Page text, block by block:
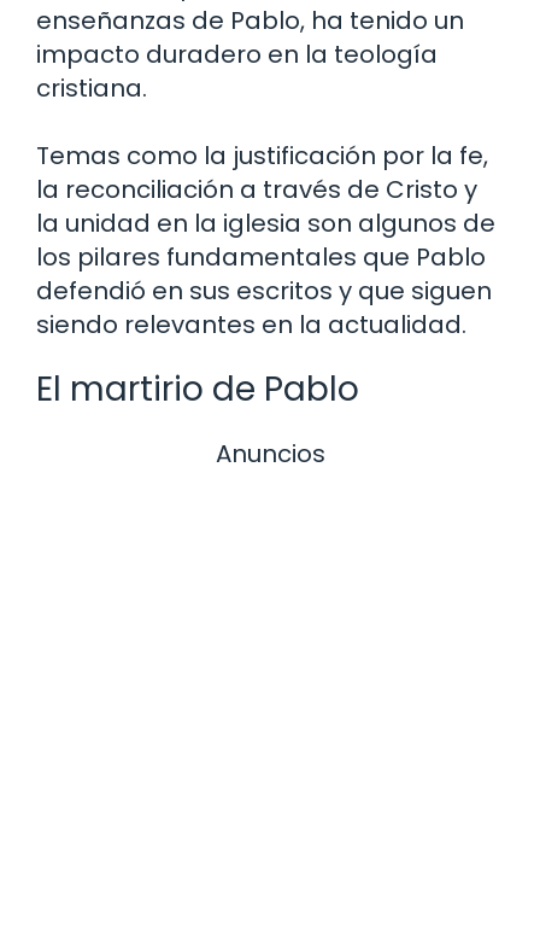
enseñanzas de Pablo, ha tenido un
impacto duradero en la teología
cristiana.
Temas como la justificación por la fe,
la reconciliación a través de Cristo y
la unidad en la iglesia son algunos de
los pilares fundamentales que Pablo
defendió en sus escritos y que siguen
siendo relevantes en la actualidad.
El martirio de Pablo
Anuncios